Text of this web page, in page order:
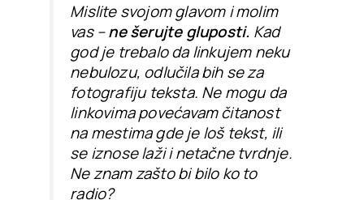
Mislite svojom glavom i molim
vas –ne šerujte gluposti. Kad
god je trebalo da linkujem neku
nebulozu, odlučila bih se za
fotografiju teksta. Ne mogu da
linkovima povećavam čitanost
na mestima gde je loš tekst, ili
se iznose laži i netačne tvrdnje.
Ne znam zašto bi bilo ko to
radio?